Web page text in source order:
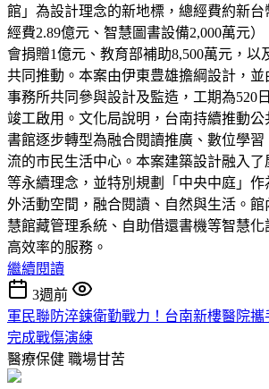
館」為設計理念的新地標，總經費約新台
經費2.89億元、智慧圖書設備2,000萬元
會捐贈1億元、教育部補助8,500萬元，以
共同推動。本案由伊東豊雄擔綱設計，
事務所共同參與設計及監造，工期為520
竣工啟用。文化局說明，台南持續推動公
書館逐步轉型為融合閱讀推廣、數位學
流的市民生活中心。本案建築設計融入
等永續理念，並特別規劃「中央中庭」作
外活動空間，融合閱讀、自然與生活。館
慧館藏管理系統、自助借還書機等智慧化
高效率的服務。
繼續閱讀
3週前
軍民聯防淬鍊衛勤戰力！台南新樓醫院
完成戰傷演練
醫療保健 職場甘苦